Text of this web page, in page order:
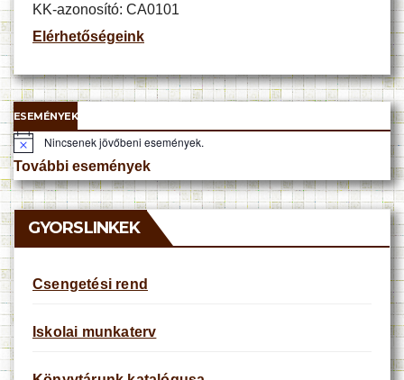
KK-azonosító: CA0101
Elérhetőségeink
ESEMÉNYEK
N
o
t
i
c
Nincsenek jövőbeni események.
További események
GYORSLINKEK
Csengetési rend
Iskolai munkaterv